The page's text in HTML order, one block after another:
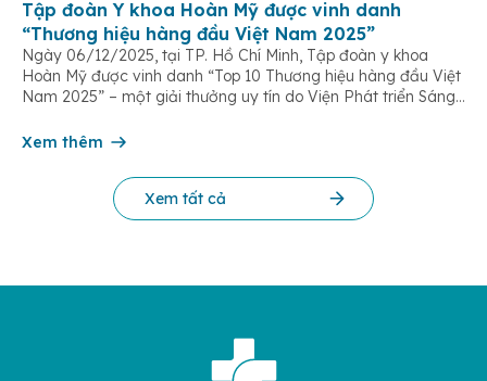
Tập đoàn Y khoa Hoàn Mỹ được vinh danh
“Thương hiệu hàng đầu Việt Nam 2025”
Ngày 06/12/2025, tại TP. Hồ Chí Minh, Tập đoàn y khoa
Hoàn Mỹ được vinh danh “Top 10 Thương hiệu hàng đầu Việt
Nam 2025” – một giải thưởng uy tín do Viện Phát triển Sáng
cứu Phát triển Doanh nghiệp Châu Á […]
Xem thêm
Xem tất cả